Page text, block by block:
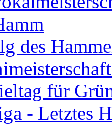
des
für
- Letztes